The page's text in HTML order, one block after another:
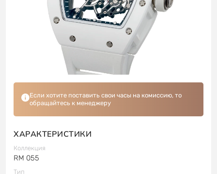
Если хотите поставить свои часы на комиссию, то
обращайтесь к менеджеру
ХАРАКТЕРИСТИКИ
Коллекция
RM 055
Тип